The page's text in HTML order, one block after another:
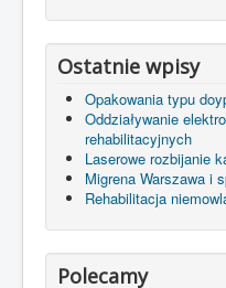
Ostatnie wpisy
Opakowania typu
Oddziaływanie
rehabilitacyjnych
Laserowe rozbijanie
Migrena Warszawa i
Rehabilitacja
Polecamy